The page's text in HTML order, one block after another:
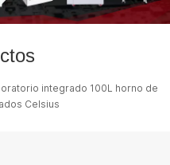
integrado 100L horno de
Celsius